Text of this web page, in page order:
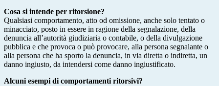
Cosa si intende per ritorsione?
Qualsiasi comportamento, atto od omissione, anche solo tentato o
minacciato, posto in essere in ragione della segnalazione, della
denuncia all’autorità giudiziaria o contabile, o della divulgazione
pubblica e che provoca o può provocare, alla persona segnalante o
alla persona che ha sporto la denuncia, in via diretta o indiretta, un
danno ingiusto, da intendersi come danno ingiustificato.
Alcuni esempi di comportamenti ritorsivi?